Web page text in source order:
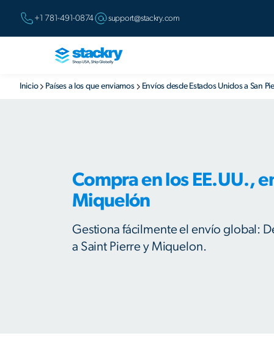
+1 781-491-0874 support@stackry.com
Inicio Países a los que enviamos Envíos desde Estados Unidos a San
Compra en los EE.UU.,
Miquelón
Gestiona fácilmente el envío global:
a Saint Pierre y Miquelon.